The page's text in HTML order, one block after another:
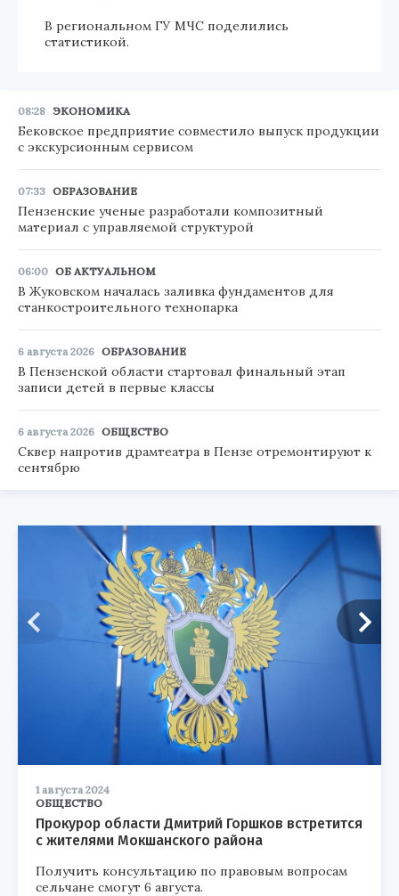
В региональном ГУ МЧС поделились
статистикой.
08:28 ЭКОНОМИКА
Бековское предприятие совместило выпуск продукции
с экскурсионным сервисом
07:33 ОБРАЗОВАНИЕ
Пензенские ученые разработали композитный
материал с управляемой структурой
06:00 ОБ АКТУАЛЬНОМ
В Жуковском началась заливка фундаментов для
станкостроительного технопарка
6 августа 2026 ОБРАЗОВАНИЕ
В Пензенской области стартовал финальный этап
записи детей в первые классы
6 августа 2026 ОБЩЕСТВО
Сквер напротив драмтеатра в Пензе отремонтируют к
сентябрю
1 августа 2024
ОБЩЕСТВО
Прокурор области Дмитрий Горшков встретится
с жителями Мокшанского района
Получить консультацию по правовым вопросам
сельчане смогут 6 августа.